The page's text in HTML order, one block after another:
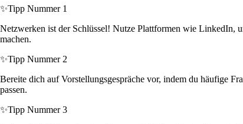
✨Tipp Nummer 1
Netzwerken ist der Schlüssel! Nutze Plattformen wie LinkedIn,
machen.
✨Tipp Nummer 2
Bereite dich auf Vorstellungsgespräche vor, indem du häufige
passen.
✨Tipp Nummer 3